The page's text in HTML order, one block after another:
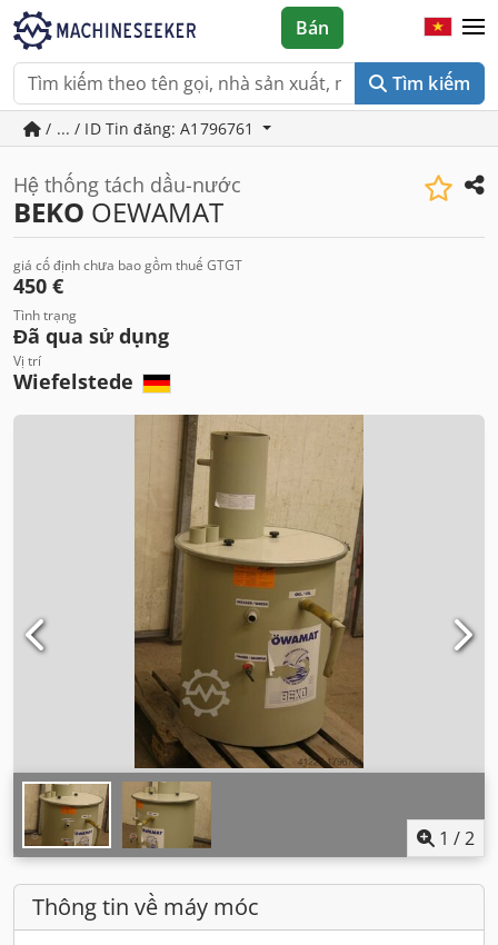
Tìm kiếm
Bán
/ ... / ID Tin đăng: A1796761
Hệ thống tách dầu-nước
BEKO OEWAMAT
giá cố định chưa bao gồm thuế GTGT
450 €
Tình trạng
Đã qua sử dụng
Vị trí
Wiefelstede
1 /2
Thông tin về máy móc